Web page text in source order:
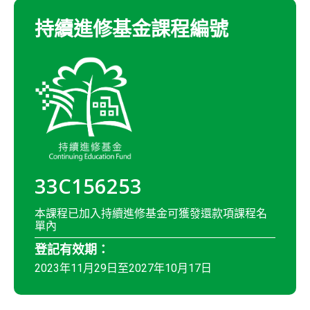
持續進修基金課程編號
33C156253
本課程已加入持續進修基金可獲發還款項課程名
單內
登記有效期：
2023年11月29日至2027年10月17日